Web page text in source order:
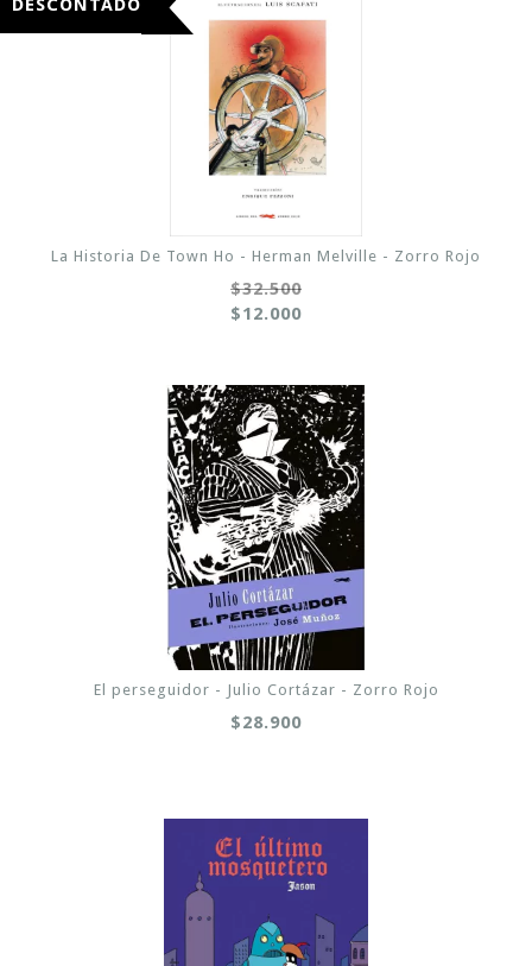
DESCONTADO
La Historia De Town Ho - Herman Melville - Zorro Rojo
$32.500
$12.000
El perseguidor - Julio Cortázar - Zorro Rojo
$28.900